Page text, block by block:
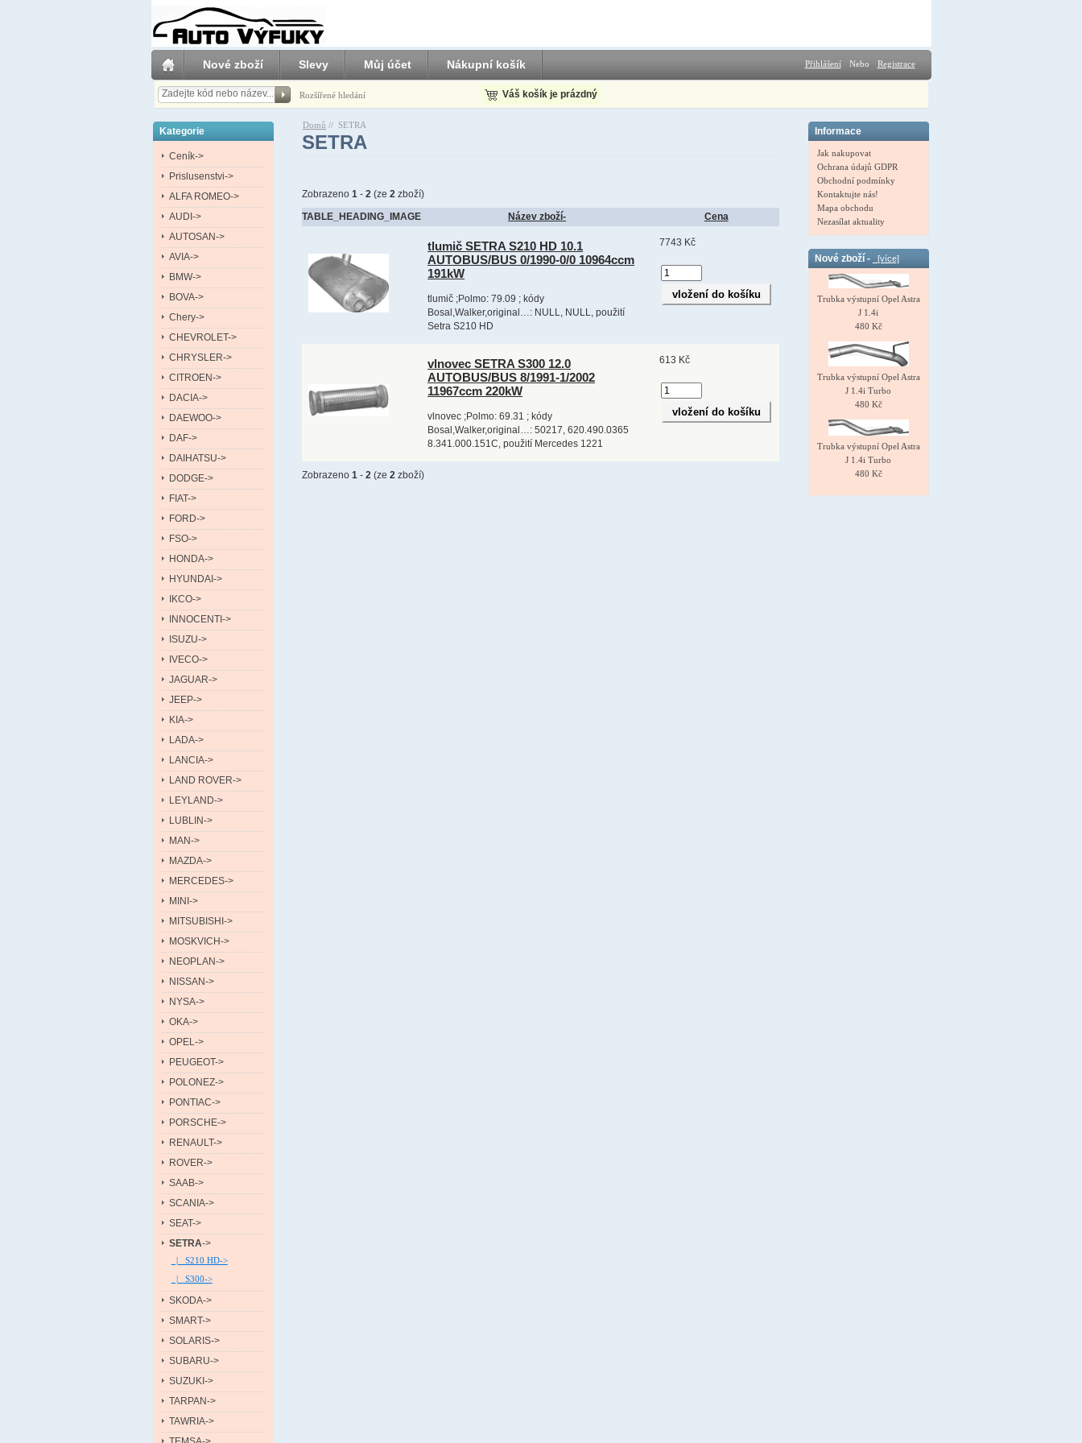
Nové zboží Slevy Můj účet Nákupní košík Přihlášení Nebo Registrace
Rozšířené hledání Váš košík je prázdný
Kategorie
Ceník->
Prislusenstvi->
ALFA ROMEO->
AUDI->
AUTOSAN->
AVIA->
BMW->
BOVA->
Chery->
CHEVROLET->
CHRYSLER->
CITROEN->
DACIA->
DAEWOO->
DAF->
DAIHATSU->
DODGE->
FIAT->
FORD->
FSO->
HONDA->
HYUNDAI->
IKCO->
INNOCENTI->
ISUZU->
IVECO->
JAGUAR->
JEEP->
KIA->
LADA->
LANCIA->
LAND ROVER->
LEYLAND->
LUBLIN->
MAN->
MAZDA->
MERCEDES->
MINI->
MITSUBISHI->
MOSKVICH->
NEOPLAN->
NISSAN->
NYSA->
OKA->
OPEL->
PEUGEOT->
POLONEZ->
PONTIAC->
PORSCHE->
RENAULT->
ROVER->
SAAB->
SCANIA->
SEAT->
SETRA->
|_ S210 HD->
|_ S300->
SKODA->
SMART->
SOLARIS->
SUBARU->
SUZUKI->
TARPAN->
TAWRIA->
Domů // SETRA
SETRA
Zobrazeno1 -2 (ze2 zboží)
TABLE_HEADING_IMAGE Název zboží- Cena
tlumič SETRA S210 HD 10.1
AUTOBUS/BUS 0/1990-0/0 10964ccm
191kW
tlumič ;Polmo: 79.09 ; kódy
Bosal,Walker,original…: NULL, NULL, použití
Setra S210 HD
7743 Kč
vlnovec SETRA S300 12.0
AUTOBUS/BUS 8/1991-1/2002
11967ccm 220kW
vlnovec ;Polmo: 69.31 ; kódy
Bosal,Walker,original…: 50217, 620.490.0365
8.341.000.151C, použití Mercedes 1221
613 Kč
Zobrazeno1 -2 (ze2 zboží)
Informace
Jak nakupovat
Ochrana údajů GDPR
Obchodní podmínky
Kontaktujte nás!
Mapa obchodu
Nezasílat aktuality
Nové zboží - [více]
Trubka výstupní Opel Astra
J 1.4i
480 Kč
Trubka výstupní Opel Astra
J 1.4i Turbo
480 Kč
Trubka výstupní Opel Astra
J 1.4i Turbo
480 Kč